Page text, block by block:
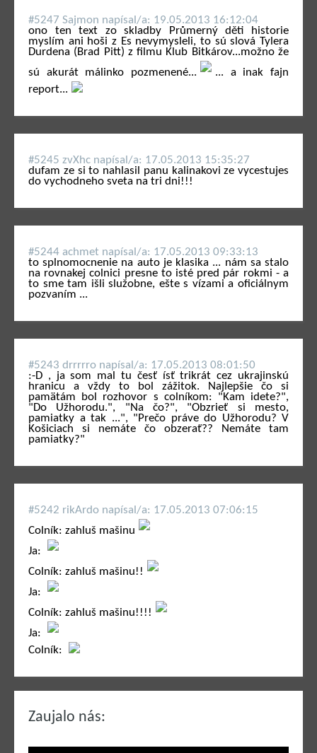
Zaujalo nás:
#5247 Sajmon napí­sal/a: 19.05.2013 16:12:04
ono ten text zo skladby Průmerný děti historie
myslím ani hoši z Es nevymysleli, to sú slová Tylera
Durdena (Brad Pitt) z filmu Klub Bitkárov...možno že
sú akurát málinko pozmenené...
... a inak fajn
report...
#5245 zvXhc napí­sal/a: 17.05.2013 15:35:27
dufam ze si to nahlasil panu kalinakovi ze vycestujes
do vychodneho sveta na tri dni!!!
#5244 achmet napí­sal/a: 17.05.2013 09:33:13
to splnomocnenie na auto je klasika ... nám sa stalo
na rovnakej colnici presne to isté pred pár rokmi - a
to sme tam išli služobne, ešte s vízami a oficiálnym
pozvaním ...
#5243 drrrrro napí­sal/a: 17.05.2013 08:01:50
:-D , ja som mal tu česť ísť trikrát cez ukrajinskú
hranicu a vždy to bol zážitok. Najlepšie čo si
pamätám bol rozhovor s colníkom: "Kam idete?",
"Do Užhorodu.", "Na čo?", "Obzrieť si mesto,
pamiatky a tak ...", "Prečo práve do Užhorodu? V
Košiciach si nemáte čo obzerať?? Nemáte tam
pamiatky?"
#5242 rikArdo napí­sal/a: 17.05.2013 07:06:15
Colník: zahluš mašinu
Ja:
Colník: zahluš mašinu!!
Ja:
Colník: zahluš mašinu!!!!
Ja:
Colník: